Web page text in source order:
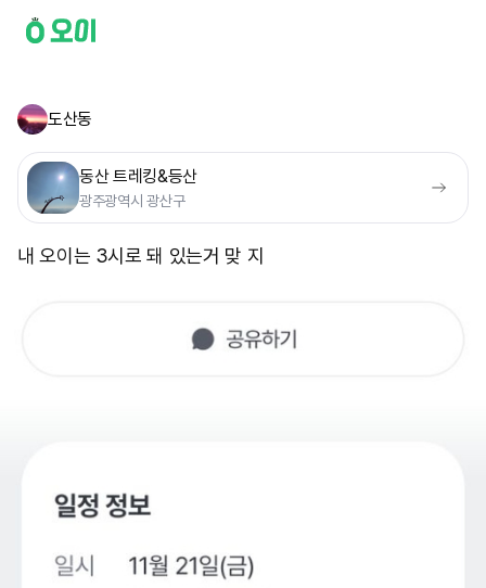
도산동
동산 트레킹&등산
광주광역시 광산구
내 오이는 3시로 돼 있는거 맞 지